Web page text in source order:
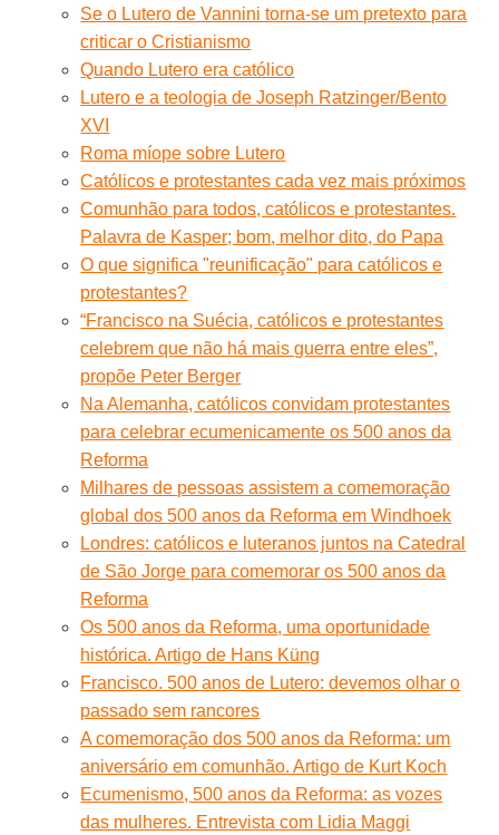
Se o Lutero de Vannini torna-se um pretexto para
criticar o Cristianismo
Quando Lutero era católico
Lutero e a teologia de Joseph Ratzinger/Bento
XVI
Roma míope sobre Lutero
Católicos e protestantes cada vez mais próximos
Comunhão para todos, católicos e protestantes.
Palavra de Kasper; bom, melhor dito, do Papa
O que significa "reunificação" para católicos e
protestantes?
“Francisco na Suécia, católicos e protestantes
celebrem que não há mais guerra entre eles”,
propõe Peter Berger
Na Alemanha, católicos convidam protestantes
para celebrar ecumenicamente os 500 anos da
Reforma
Milhares de pessoas assistem a comemoração
global dos 500 anos da Reforma em Windhoek
Londres: católicos e luteranos juntos na Catedral
de São Jorge para comemorar os 500 anos da
Reforma
Os 500 anos da Reforma, uma oportunidade
histórica. Artigo de Hans Küng
Francisco. 500 anos de Lutero: devemos olhar o
passado sem rancores
A comemoração dos 500 anos da Reforma: um
aniversário em comunhão. Artigo de Kurt Koch
Ecumenismo, 500 anos da Reforma: as vozes
das mulheres. Entrevista com Lidia Maggi